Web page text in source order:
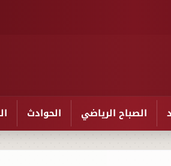
الصباح الرياضي الحوادث